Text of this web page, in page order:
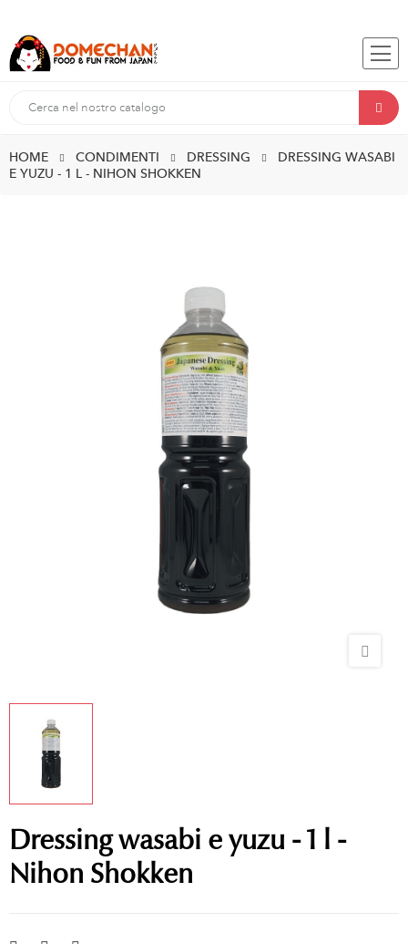
HOME CONDIMENTI DRESSING
DRESSING WASABI
E YUZU - 1 L - NIHON SHOKKEN
Dressing wasabi e yuzu - 1 l -
Nihon Shokken